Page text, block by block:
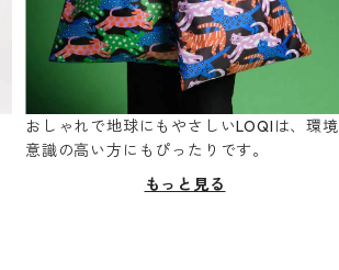
おしゃれで地球にもやさしいLOQIは、環境
意識の高い方にもぴったりです。
もっと見る